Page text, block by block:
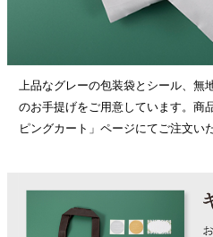
上品なグレーの包装袋とシール、無
のお手提げをご用意しています。商
ピングカート」ページにてご注文い